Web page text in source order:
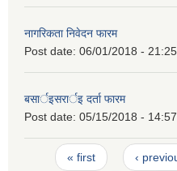
नागरिकता निवेदन फारम
Post date: 06/01/2018 - 21:25
बसार्इसरार्इ दर्ता फारम
Post date: 05/15/2018 - 14:57
Pages
« first ‹